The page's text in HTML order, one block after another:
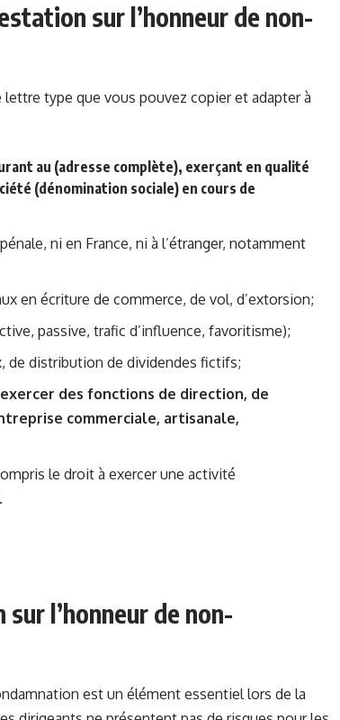
sur l’honneur de non-
type que vous pouvez copier et adapter à
au (adresse complète), exerçant en qualité
(dénomination sociale) en cours de
ni en France, ni à l’étranger, notamment
en écriture de commerce, de vol, d’extorsion;
passive, trafic d’influence, favoritisme);
de distribution de dividendes fictifs;
des fonctions de direction, de
commerciale, artisanale,
le droit à exercer une activité
l’honneur de non-
est un élément essentiel lors de la